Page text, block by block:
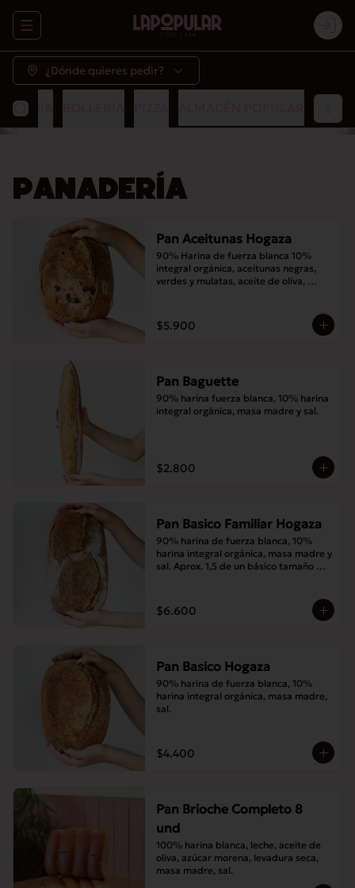
Abrir menu de navegación
¿Dónde quieres pedir?
PANADERÍA
Pan Aceitunas Hogaza
90% Harina de fuerza blanca 10%
integral orgánica, aceitunas negras,
verdes y mulatas, aceite de oliva,
$5.900
Pan Baguette
90% harina fuerza blanca, 10% harina
integral orgánica, masa madre y sal.
$2.800
Pan Basico Familiar Hogaza
90% harina de fuerza blanca, 10%
harina integral orgánica, masa madre y
sal. Aprox. 1,5 de un básico tamaño
$6.600
Pan Basico Hogaza
90% harina de fuerza blanca, 10%
harina integral orgánica, masa madre,
sal.
$4.400
Pan Brioche Completo 8
und
100% harina blanca, leche, aceite de
oliva, azúcar morena, levadura seca,
masa madre, sal.